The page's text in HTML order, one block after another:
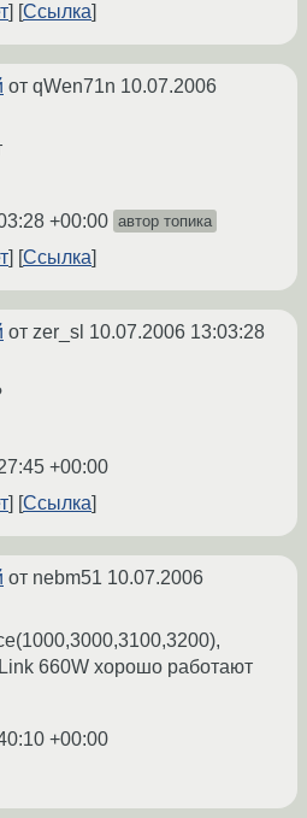
Ссылка
от qWen71n 10.07.2006
+00:00 автор топика
Ссылка
от zer_sl 10.07.2006 13:03:28
+00:00
Ссылка
от nebm51 10.07.2006
660W хорошо работают
+00:00